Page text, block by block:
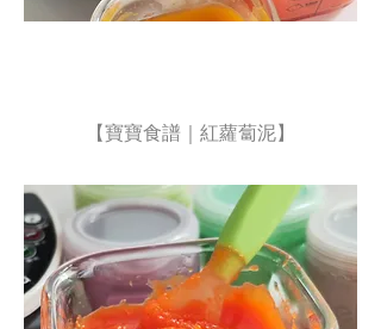
【寶寶食譜｜紅蘿蔔泥】